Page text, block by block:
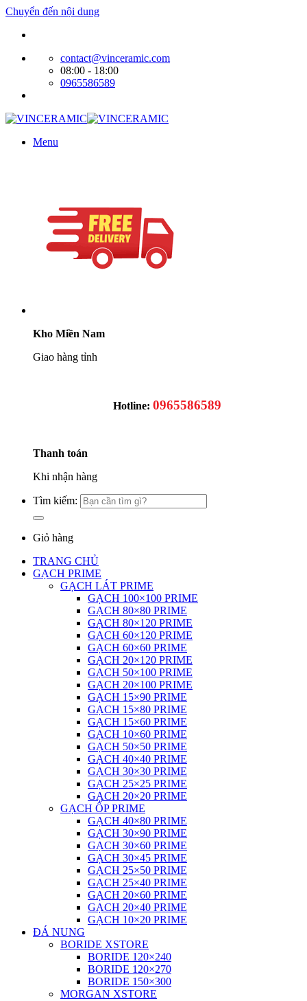
Chuyển đến nội dung
contact@vinceramic.com
08:00 - 18:00
0965586589
Menu
Kho Miền Nam
Giao hàng tỉnh
Hotline: 0965586589
Thanh toán
Khi nhận hàng
Tìm kiếm:
Giỏ hàng
TRANG CHỦ
GẠCH PRIME
GẠCH LÁT PRIME
GẠCH 100×100 PRIME
GẠCH 80×80 PRIME
GẠCH 80×120 PRIME
GẠCH 60×120 PRIME
GẠCH 60×60 PRIME
GẠCH 20×120 PRIME
GẠCH 50×100 PRIME
GẠCH 20×100 PRIME
GẠCH 15×90 PRIME
GẠCH 15×80 PRIME
GẠCH 15×60 PRIME
GẠCH 10×60 PRIME
GẠCH 50×50 PRIME
GẠCH 40×40 PRIME
GẠCH 30×30 PRIME
GẠCH 25×25 PRIME
GẠCH 20×20 PRIME
GẠCH ỐP PRIME
GẠCH 40×80 PRIME
GẠCH 30×90 PRIME
GẠCH 30×60 PRIME
GẠCH 30×45 PRIME
GẠCH 25×50 PRIME
GẠCH 25×40 PRIME
GẠCH 20×60 PRIME
GẠCH 20×40 PRIME
GẠCH 10×20 PRIME
ĐÁ NUNG
BORIDE XSTORE
BORIDE 120×240
BORIDE 120×270
BORIDE 150×300
MORGAN XSTORE